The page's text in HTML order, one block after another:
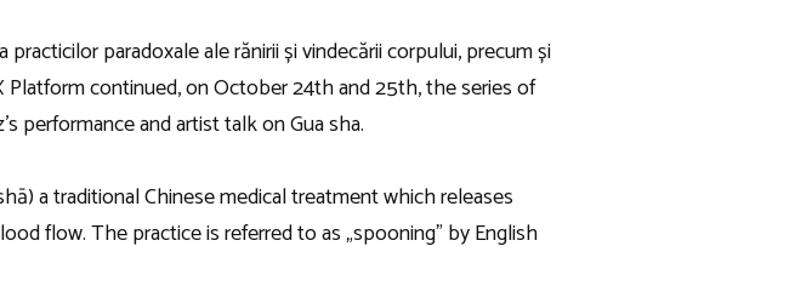
paradoxale ale rănirii și vindecării corpului, precum și
continued, on October 24th and 25th, the series of
performance and artist talk on Gua sha.
a traditional Chinese medical treatment which releases
flow. The practice is referred to as „spooning” by English